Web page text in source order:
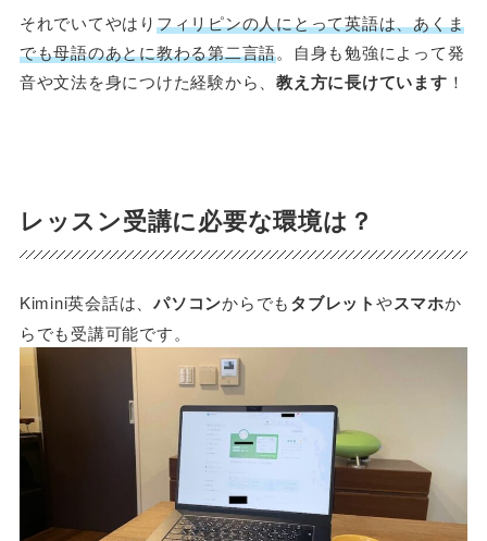
それでいてやはりフィリピンの人にとって英語は、あくま
でも母語のあとに教わる第二言語。自身も勉強によって発
音や文法を身につけた経験から、教え方に長けています ！
レッスン受講に必要な環境は？
Kimini英会話は、パソコンからでもタブレットやスマホか
らでも受講可能です。